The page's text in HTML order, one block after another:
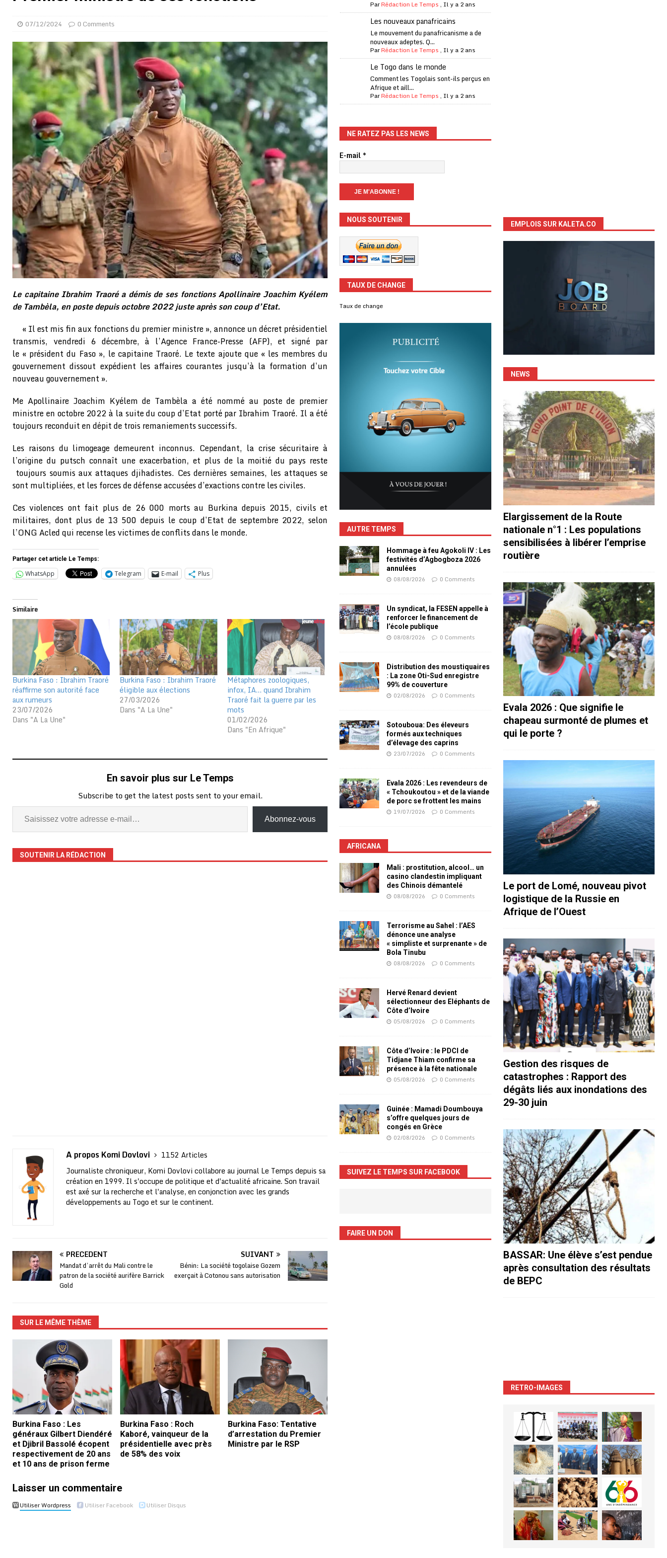
[ 05/08/2026 ] Côte d’Ivoire : le PDCI de Tidjane Thiam confirme sa présence à la fête nationale
A LA UNE
[ 02/08/2026 ] Guinée : Mamadi Doumbouya s’offre quelques jours de congés en Grèce
A LA UNE
[ 02/08/2026 ] Une factrice arrêtée après avoir volé un billet de loterie gagnant que son propriétaire avait envoyé à un proche
GENRE
[ 02/08/2026 ]
Distribution des moustiquaires : La zone Oti-Sud enregistre 99% de couverture
A LA UNE
[ 02/08/2026 ] La Confédération Africaine de Football (CAF) à contre-courant
COOPÉRATION
[ 01/08/2026 ] Quatre candidats à la succession d’Infantino à la tête de la FIFA
A LA UNE
[ 01/08/2026 ] Bénin : Romuald Wadagni reçoit le milliardaire Aliko Dangote
A LA UNE
[ 31/07/2026 ] Niger : le FMI débloque une bouffée d’oxygène financière
ECONOMIE
[ 08/08/2026 ] Épinglé par le « Canard enchaîné », Bally Bagayoko visé par une plainte d’une asso anticorruption
GOUVERNANCE
07/12/2024 0 Comments
Le capitaine Ibrahim Traoré a démis de ses fonctions Apollinaire Joachim Kyélem
de Tambèla, en poste depuis octobre 2022 juste après son coup d’Etat.
« Il est mis fin aux fonctions du premier ministre », annonce un décret présidentiel
transmis, vendredi 6 décembre, à l’Agence France-Presse (AFP), et signé par
le « président du Faso », le capitaine Traoré. Le texte ajoute que « les membres du
gouvernement dissout expédient les affaires courantes jusqu’à la formation d’un
nouveau gouvernement ».
Me Apollinaire Joachim Kyélem de Tambèla a été nommé au poste de premier
ministre en octobre 2022 à la suite du coup d’Etat porté par Ibrahim Traoré. Il a été
toujours reconduit en dépit de trois remaniements successifs.
Les raisons du limogeage demeurent inconnus. Cependant, la crise sécuritaire à
l’origine du putsch connaît une exacerbation, et plus de la moitié du pays reste
toujours soumis aux attaques djihadistes. Ces dernières semaines, les attaques se
sont multipliées, et les forces de défense accusées d’exactions contre les civiles.
Ces violences ont fait plus de 26 000 morts au Burkina depuis 2015, civils et
militaires, dont plus de 13 500 depuis le coup d’Etat de septembre 2022, selon
l’ONG Acled qui recense les victimes de conflits dans le monde.
Partager cet article Le Temps:
WhatsApp Telegram E-mail Plus
Similaire
Burkina Faso : Ibrahim Traoré
réaffirme son autorité face
aux rumeurs
23/07/2026
Dans "A La Une"
Burkina Faso : Ibrahim Traoré
éligible aux élections
27/03/2026
Dans "A La Une"
Métaphores zoologiques,
infox, IA… quand Ibrahim
Traoré fait la guerre par les
mots
01/02/2026
Dans "En Afrique"
En savoir plus sur Le Temps
Subscribe to get the latest posts sent to your email.
Abonnez-vous
SOUTENIR LA RÉDACTION
A propos Komi Dovlovi
1152 Articles
Journaliste chroniqueur, Komi Dovlovi collabore au journal Le Temps depuis sa
création en 1999. Il s'occupe de politique et d'actualité africaine. Son travail
est axé sur la recherche et l'analyse, en conjonction avec les grands
développements au Togo et sur le continent.
PRÉCÉDENT
Mandat d’arrêt du Mali contre le
patron de la société aurifère Barrick
Gold
SUIVANT
Bénin: La société togolaise Gozem
exerçait à Cotonou sans autorisation
SUR LE MÊME THÈME
Burkina Faso : Les
généraux Gilbert Diendéré
et Djibril Bassolé écopent
respectivement de 20 ans
et 10 ans de prison ferme
Burkina Faso : Roch
Kaboré, vainqueur de la
présidentielle avec près
de 58% des voix
Burkina Faso: Tentative
d’arrestation du Premier
Ministre par le RSP
Laisser un commentaire
Utiliser Wordpress Utiliser Facebook Utiliser Disqus
ParRédaction Le Temps , Il y a 2 ans
Les nouveaux panafricains
Le mouvement du panafricanisme a de
nouveaux adeptes. Q...
ParRédaction Le Temps , Il y a 2 ans
Le Togo dans le monde
Comment les Togolais sont-ils perçus en
Afrique et aill...
ParRédaction Le Temps , Il y a 2 ans
NE RATEZ PAS LES NEWS
E-mail*
NOUS SOUTENIR
TAUX DE CHANGE
Taux de change
AUTRE TEMPS
Hommage à feu Agokoli IV : Les
festivités d’Agbogboza 2026
annulées
08/08/2026 0 Comments
Un syndicat, la FESEN appelle à
renforcer le financement de
l’école publique
08/08/2026 0 Comments
Distribution des moustiquaires
: La zone Oti-Sud enregistre
99% de couverture
02/08/2026 0 Comments
Sotouboua: Des éleveurs
formés aux techniques
d’élevage des caprins
23/07/2026 0 Comments
Evala 2026 : Les revendeurs de
« Tchoukoutou » et de la viande
de porc se frottent les mains
19/07/2026 0 Comments
AFRICANA
Mali : prostitution, alcool… un
casino clandestin impliquant
des Chinois démantelé
08/08/2026 0 Comments
Terrorisme au Sahel : l’AES
dénonce une analyse
« simpliste et surprenante » de
Bola Tinubu
08/08/2026 0 Comments
Hervé Renard devient
sélectionneur des Eléphants de
Côte d’Ivoire
05/08/2026 0 Comments
Côte d’Ivoire : le PDCI de
Tidjane Thiam confirme sa
présence à la fête nationale
05/08/2026 0 Comments
Guinée : Mamadi Doumbouya
s’offre quelques jours de
congés en Grèce
02/08/2026 0 Comments
SUIVEZ LE TEMPS SUR FACEBOOK
FAIRE UN DON
EMPLOIS SUR KALETA.CO
NEWS
Elargissement de la Route
nationale n°1 : Les populations
sensibilisées à libérer l’emprise
routière
Evala 2026 : Que signifie le
chapeau surmonté de plumes et
qui le porte ?
Le port de Lomé, nouveau pivot
logistique de la Russie en
Afrique de l’Ouest
Gestion des risques de
catastrophes : Rapport des
dégâts liés aux inondations des
29-30 juin
BASSAR: Une élève s’est pendue
après consultation des résultats
de BEPC
RETRO-IMAGES